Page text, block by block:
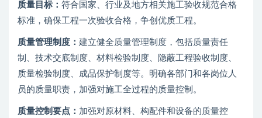
质量目标： 符合国家、行业及地方相关施工验收规范合格
标准，确保工程一次验收合格，争创优质工程。
质量管理制度： 建立健全质量管理制度，包括质量责任
制、技术交底制度、材料检验制度、隐蔽工程验收制度、
质量检验制度、成品保护制度等。明确各部门和各岗位人
员的质量职责，加强对施工全过程的质量控制。
质量控制要点： 加强对原材料、构配件和设备的质量控